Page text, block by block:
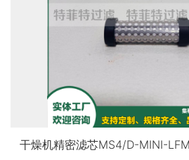
干燥机精密滤芯MS4/D-MINI-